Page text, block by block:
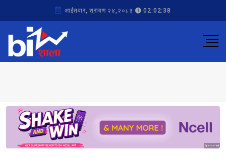
आईतवार, श्रावण २४,२०८३ 02:02:38
Sponsored